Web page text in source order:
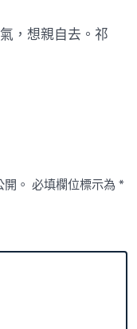
，想親自去。祁
。 必填欄位標示為*